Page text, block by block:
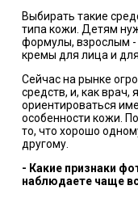
Выбирать такие
типа кожи. Детям
формулы, взрослым -
кремы для лица и для
Сейчас на рынке
средств, и, как
ориентироваться
особенности кожи.
то, что хорошо
другому.
- Какие признаки
наблюдаете чаще